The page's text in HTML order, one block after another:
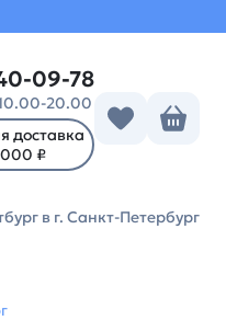
09-78
20.00
доставка
₽
в г. Санкт-Петербург